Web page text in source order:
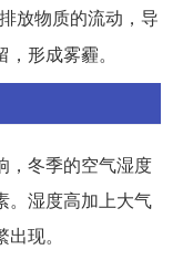
放物质的流动，导
形成雾霾。
，冬季的空气湿度
。湿度高加上大气
现。